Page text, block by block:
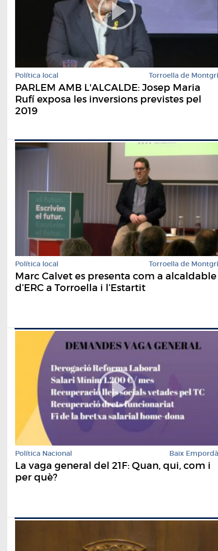
Política local Torroella de Montgrí
PARLEM AMB L'ALCALDE: Josep Maria
Rufí exposa les inversions previstes pel
2019
Política local Torroella de Montgrí
Marc Calvet es presenta com a alcaldable
d’ERC a Torroella i l’Estartit
Política Nacional Baix Empordà
La vaga general del 21F: Quan, qui, com i
per què?